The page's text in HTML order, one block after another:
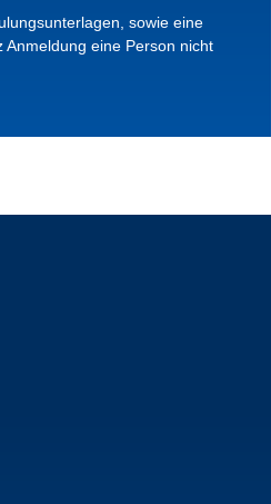
sowie eine
eine Person nicht